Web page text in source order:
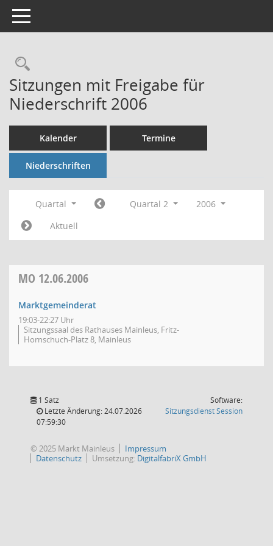
Toggle navigation
Rechercheauswahl
Sitzungen mit Freigabe für
Niederschrift 2006
Kalender Termine
Niederschriften
Quartal Quartal 2
2006
Aktuell
MO 12.06.2006
Marktgemeinderat
19:03-22:27 Uhr
Sitzungssaal des Rathauses Mainleus, Fritz-
Hornschuch-Platz 8, Mainleus
1 Satz
Letzte Änderung: 24.07.2026
07:59:30
Software:
SitzungsdienstSession(Wird in
© 2025 Markt Mainleus
Impressum
Datenschutz
Umsetzung: DigitalfabriX GmbH